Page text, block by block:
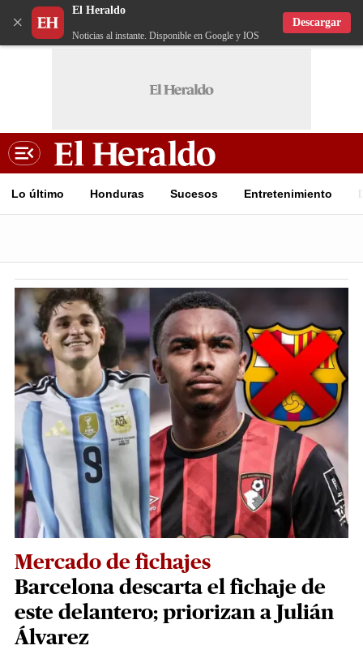
×
El Heraldo
Noticias al instante. Disponible en Google y IOS
Descargar
Lo último Honduras Sucesos Entretenimiento
Mercado de fichajes
Barcelona descarta el fichaje de
este delantero; priorizan a Julián
Álvarez